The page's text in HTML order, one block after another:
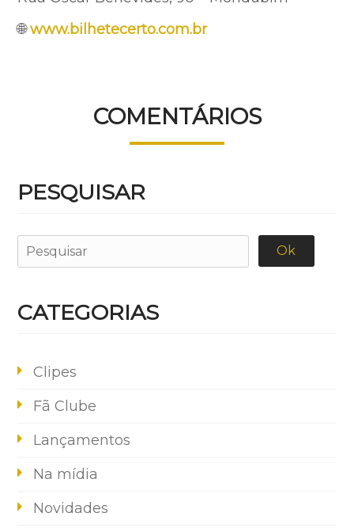
🌐www.bilhetecerto.com.br
COMENTÁRIOS
PESQUISAR
CATEGORIAS
Clipes
Fã Clube
Lançamentos
Na mídia
Novidades